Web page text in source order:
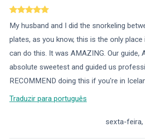
My husband and I did the snorkeling
plates, as you know, this is the only
can do this. It was AMAZING. Our guide,
absolute sweetest and guided us
RECOMMEND doing this if you're in
Traduzir para português
sexta-feira,